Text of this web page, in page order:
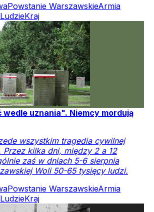
Powstanie WarszawskieArmia
LudzieKraj
wedle uznania". Niemcy mordują
wszystkim tragedia cywilnej
Przez kilka dni, między 2 a 12
zaś w dniach 5-6 sierpnia
Woli 50-65 tysięcy ludzi.
Powstanie WarszawskieArmia
LudzieKraj